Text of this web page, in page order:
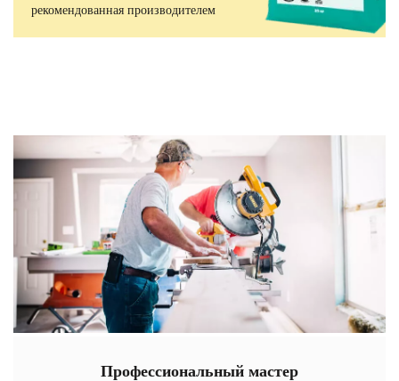
рекомендованная производителем
Профессиональный мастер